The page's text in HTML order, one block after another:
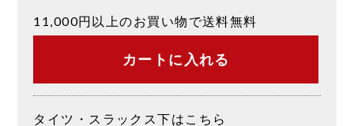
11,000円以上のお買い物で送料無料
カートに入れる
タイツ・スラックス下はこちら